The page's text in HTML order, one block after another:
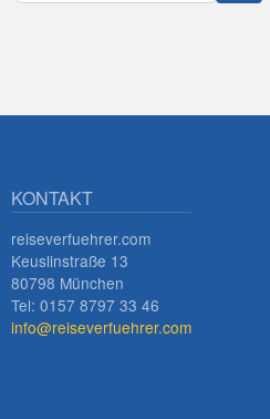
KONTAKT
reiseverfuehrer.com
Keuslinstraße 13
80798 München
Tel: 0157 8797 33 46
info@reiseverfuehrer.com